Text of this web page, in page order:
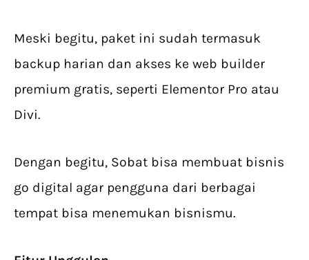
Meski begitu, paket ini sudah termasuk
backup harian dan akses ke web builder
premium gratis, seperti Elementor Pro atau
Divi.
Dengan begitu, Sobat bisa membuat bisnis
go digital agar pengguna dari berbagai
tempat bisa menemukan bisnismu.